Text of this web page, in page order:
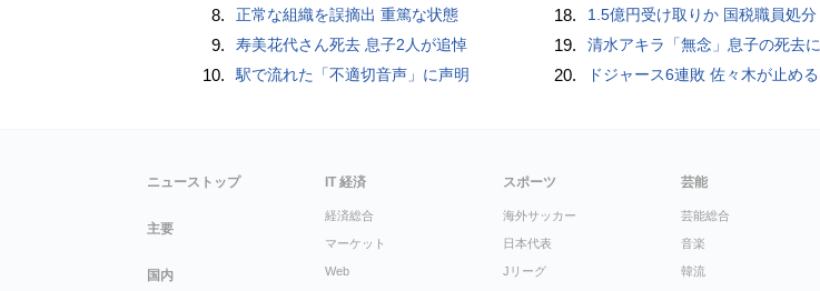
8. 正常な組織を誤摘出 重篤な状態
9. 寿美花代さん死去 息子2人が追悼
10. 駅で流れた「不適切音声」に声明
18. 1.5億円受け取りか 国税職員処分
19. 清水アキラ「無念」息子の死去に
20. ドジャース6連敗 佐々木が止める
ニューストップ
主要
国内
IT 経済
経済総合
マーケット
Web
スポーツ
海外サッカー
日本代表
Jリーグ
芸能
芸能総合
音楽
韓流